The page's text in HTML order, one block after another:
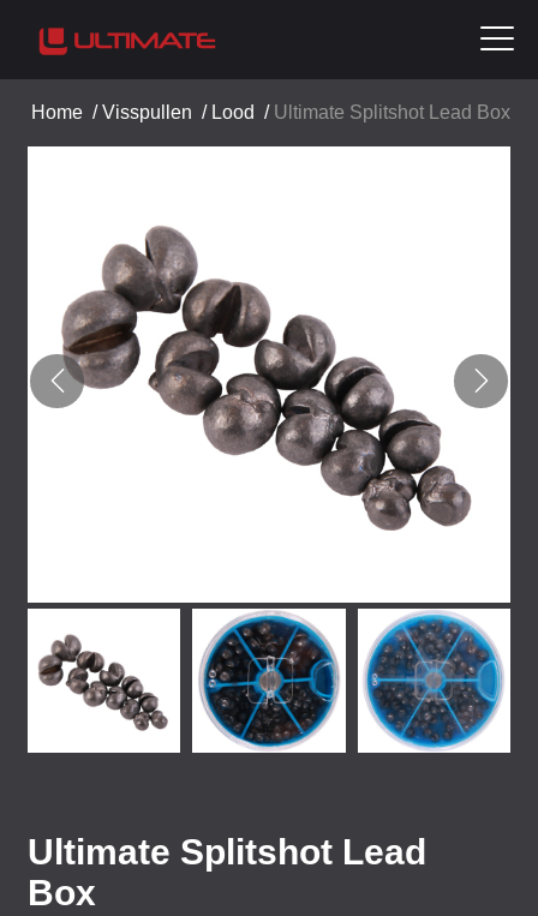
Home /Visspullen / Lood / Ultimate Splitshot Lead Box
Ultimate Splitshot Lead
Box